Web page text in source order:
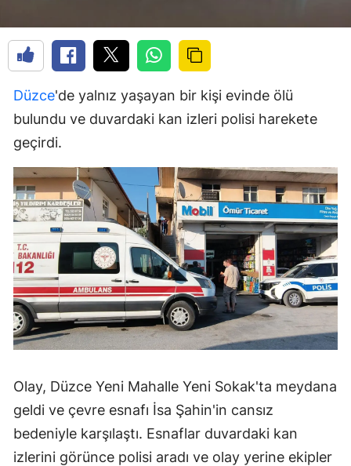
Düzce'de yalnız yaşayan bir kişi evinde ölü
bulundu ve duvardaki kan izleri polisi harekete
geçirdi.
Olay, Düzce Yeni Mahalle Yeni Sokak'ta meydana
geldi ve çevre esnafı İsa Şahin'in cansız
bedeniyle karşılaştı. Esnaflar duvardaki kan
izlerini görünce polisi aradı ve olay yerine ekipler